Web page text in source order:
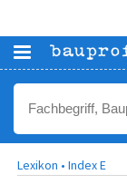
Lexikon • Index E